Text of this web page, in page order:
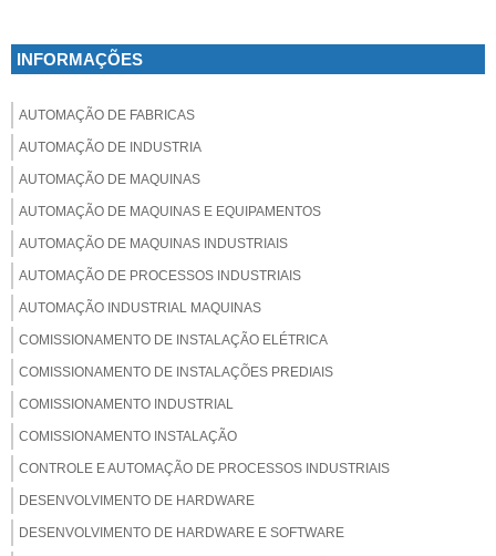
INFORMAÇÕES
AUTOMAÇÃO DE FABRICAS
AUTOMAÇÃO DE INDUSTRIA
AUTOMAÇÃO DE MAQUINAS
AUTOMAÇÃO DE MAQUINAS E EQUIPAMENTOS
AUTOMAÇÃO DE MAQUINAS INDUSTRIAIS
AUTOMAÇÃO DE PROCESSOS INDUSTRIAIS
AUTOMAÇÃO INDUSTRIAL MAQUINAS
COMISSIONAMENTO DE INSTALAÇÃO ELÉTRICA
COMISSIONAMENTO DE INSTALAÇÕES PREDIAIS
COMISSIONAMENTO INDUSTRIAL
COMISSIONAMENTO INSTALAÇÃO
CONTROLE E AUTOMAÇÃO DE PROCESSOS INDUSTRIAIS
DESENVOLVIMENTO DE HARDWARE
DESENVOLVIMENTO DE HARDWARE E SOFTWARE